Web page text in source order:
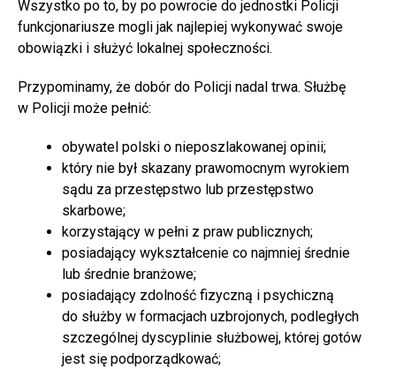
Wszystko po to, by po powrocie do jednostki Policji
funkcjonariusze mogli jak najlepiej wykonywać swoje
obowiązki i służyć lokalnej społeczności.
Przypominamy, że dobór do Policji nadal trwa. Służbę
w Policji może pełnić:
obywatel polski o nieposzlakowanej opinii;
który nie był skazany prawomocnym wyrokiem
sądu za przestępstwo lub przestępstwo
skarbowe;
korzystający w pełni z praw publicznych;
posiadający wykształcenie co najmniej średnie
lub średnie branżowe;
posiadający zdolność fizyczną i psychiczną
do służby w formacjach uzbrojonych, podległych
szczególnej dyscyplinie służbowej, której gotów
jest się podporządkować;